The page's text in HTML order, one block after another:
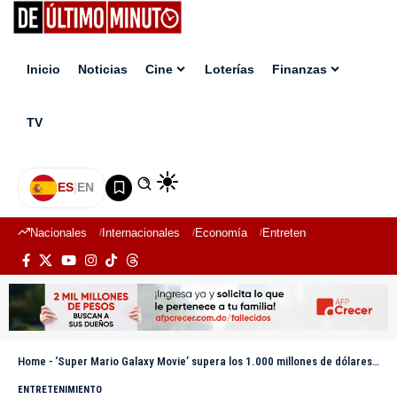
Inicio Noticias Cine Loterías Finanzas
TV
ES|EN
Nacionales Internacionales Economía Entretenimiento
Home - ‘Super Mario Galaxy Movie’ supera los 1.000 millones de dólares de recaudación
ENTRETENIMIENTO